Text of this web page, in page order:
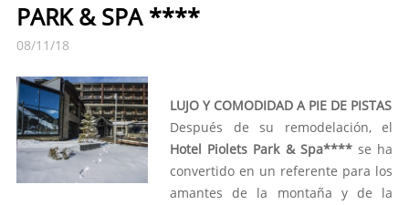
PARK & SPA ****
08/11/18
LUJO Y COMODIDAD A PIE DE PISTAS
Después de su remodelación, el
Hotel Piolets Park & Spa****se ha
convertido en un referente para los
amantes de la montaña y de la